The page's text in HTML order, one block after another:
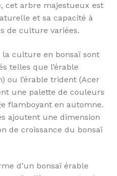
cet arbre majestueux est
et sa capacité à
de culture variées.
culture en bonsaï sont
telles que l’érable
ou l’érable trident (Acer
une palette de couleurs
flamboyant en automne.
ajoutent une dimension
de croissance du bonsaï
d’un bonsaï érable